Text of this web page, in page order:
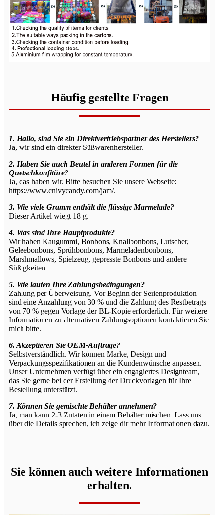
Häufig gestellte Fragen
1. Hallo, sind Sie ein Direktvertriebspartner des Herstellers?
Ja, wir sind ein direkter Süßwarenhersteller.
2. Haben Sie auch Beutel in anderen Formen für die
Quetschkonfitüre?
Ja, das haben wir. Bitte besuchen Sie unsere Webseite:
https://www.cnivycandy.com/jam/.
3. Wie viele Gramm enthält die flüssige Marmelade?
Dieser Artikel wiegt 18 g.
4. Was sind Ihre Hauptprodukte?
Wir haben Kaugummi, Bonbons, Knallbonbons, Lutscher,
Geleebonbons, Sprühbonbons, Marmeladenbonbons,
Marshmallows, Spielzeug, gepresste Bonbons und andere
Süßigkeiten.
5. Wie lauten Ihre Zahlungsbedingungen?
Zahlung per Überweisung. Vor Beginn der Serienproduktion
sind eine Anzahlung von 30 % und die Zahlung des Restbetrags
von 70 % gegen Vorlage der BL-Kopie erforderlich. Für weitere
Informationen zu alternativen Zahlungsoptionen kontaktieren Sie
mich bitte.
6. Akzeptieren Sie OEM-Aufträge?
Selbstverständlich. Wir können Marke, Design und
Verpackungsspezifikationen an die Kundenwünsche anpassen.
Unser Unternehmen verfügt über ein engagiertes Designteam,
das Sie gerne bei der Erstellung der Druckvorlagen für Ihre
Bestellung unterstützt.
7. Können Sie gemischte Behälter annehmen?
Ja, man kann 2-3 Zutaten in einem Behälter mischen. Lass uns
über die Details sprechen, ich zeige dir mehr Informationen dazu.
Sie können auch weitere Informationen
erhalten.